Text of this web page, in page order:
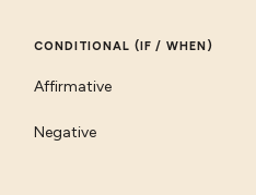
CONDITIONAL (IF / WHEN)
Affirmative
Negative